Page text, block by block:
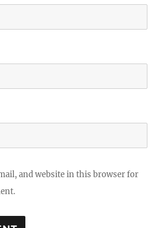
and website in this browser for